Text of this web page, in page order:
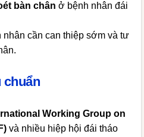
bàn chân ở bệnh nhân đái
nhân cần can thiệp sớm và tư
chuẩn
Working Group on
và nhiều hiệp hội đái tháo